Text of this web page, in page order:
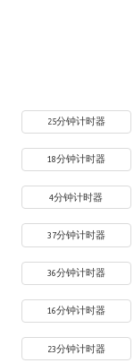
25分钟计时器
18分钟计时器
4分钟计时器
37分钟计时器
36分钟计时器
16分钟计时器
23分钟计时器